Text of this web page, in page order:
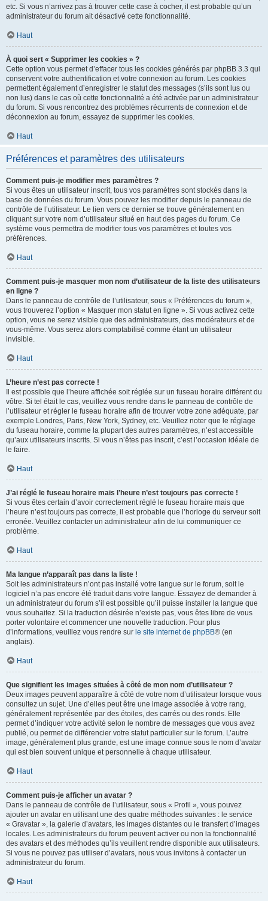
etc. Si vous n’arrivez pas à trouver cette case à cocher, il est probable qu’un
administrateur du forum ait désactivé cette fonctionnalité.
Haut
À quoi sert « Supprimer les cookies » ?
Cette option vous permet d’effacer tous les cookies générés par phpBB 3.3 qui
conservent votre authentification et votre connexion au forum. Les cookies
permettent également d’enregistrer le statut des messages (s’ils sont lus ou
non lus) dans le cas où cette fonctionnalité a été activée par un administrateur
du forum. Si vous rencontrez des problèmes récurrents de connexion et de
déconnexion au forum, essayez de supprimer les cookies.
Haut
Préférences et paramètres des utilisateurs
Comment puis-je modifier mes paramètres ?
Si vous êtes un utilisateur inscrit, tous vos paramètres sont stockés dans la
base de données du forum. Vous pouvez les modifier depuis le panneau de
contrôle de l’utilisateur. Le lien vers ce dernier se trouve généralement en
cliquant sur votre nom d’utilisateur situé en haut des pages du forum. Ce
système vous permettra de modifier tous vos paramètres et toutes vos
préférences.
Haut
Comment puis-je masquer mon nom d’utilisateur de la liste des utilisateurs
en ligne ?
Dans le panneau de contrôle de l’utilisateur, sous « Préférences du forum »,
vous trouverez l’option « Masquer mon statut en ligne ». Si vous activez cette
option, vous ne serez visible que des administrateurs, des modérateurs et de
vous-même. Vous serez alors comptabilisé comme étant un utilisateur
invisible.
Haut
L’heure n’est pas correcte !
Il est possible que l’heure affichée soit réglée sur un fuseau horaire différent du
vôtre. Si tel était le cas, veuillez vous rendre dans le panneau de contrôle de
l’utilisateur et régler le fuseau horaire afin de trouver votre zone adéquate, par
exemple Londres, Paris, New York, Sydney, etc. Veuillez noter que le réglage
du fuseau horaire, comme la plupart des autres paramètres, n’est accessible
qu’aux utilisateurs inscrits. Si vous n’êtes pas inscrit, c’est l’occasion idéale de
le faire.
Haut
J’ai réglé le fuseau horaire mais l’heure n’est toujours pas correcte !
Si vous êtes certain d’avoir correctement réglé le fuseau horaire mais que
l’heure n’est toujours pas correcte, il est probable que l’horloge du serveur soit
erronée. Veuillez contacter un administrateur afin de lui communiquer ce
problème.
Haut
Ma langue n’apparaît pas dans la liste !
Soit les administrateurs n’ont pas installé votre langue sur le forum, soit le
logiciel n’a pas encore été traduit dans votre langue. Essayez de demander à
un administrateur du forum s’il est possible qu’il puisse installer la langue que
vous souhaitez. Si la traduction désirée n’existe pas, vous êtes libre de vous
porter volontaire et commencer une nouvelle traduction. Pour plus
d’informations, veuillez vous rendre sur le site internet de phpBB® (en
anglais).
Haut
Que signifient les images situées à côté de mon nom d’utilisateur ?
Deux images peuvent apparaître à côté de votre nom d’utilisateur lorsque vous
consultez un sujet. Une d’elles peut être une image associée à votre rang,
généralement représentée par des étoiles, des carrés ou des ronds. Elle
permet d’indiquer votre activité selon le nombre de messages que vous avez
publié, ou permet de différencier votre statut particulier sur le forum. L’autre
image, généralement plus grande, est une image connue sous le nom d’avatar
qui est bien souvent unique et personnelle à chaque utilisateur.
Haut
Comment puis-je afficher un avatar ?
Dans le panneau de contrôle de l’utilisateur, sous « Profil », vous pouvez
ajouter un avatar en utilisant une des quatre méthodes suivantes : le service
« Gravatar », la galerie d’avatars, les images distantes ou le transfert d’images
locales. Les administrateurs du forum peuvent activer ou non la fonctionnalité
des avatars et des méthodes qu’ils veuillent rendre disponible aux utilisateurs.
Si vous ne pouvez pas utiliser d’avatars, nous vous invitons à contacter un
administrateur du forum.
Haut